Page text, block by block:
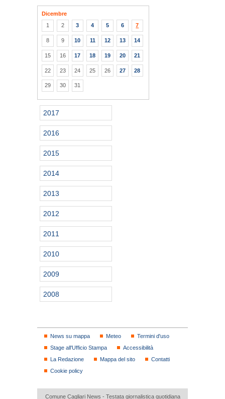
Dicembre
1
2 3 4 5 6 7
8 9 10 11 12 13 14
15 16 17 18 19 20 21
22 23 24 25 26 27 28
29 30 31
2017
2016
2015
2014
2013
2012
2011
2010
2009
2008
News su mappa Meteo
Termini d'uso
Stage all'Ufficio Stampa
Accessibilità
La Redazione
Mappa del sito
Contatti
Cookie policy
Comune Cagliari News - Testata giornalistica quotidiana